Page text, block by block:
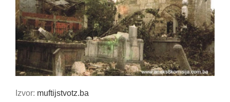
Izvor: muftijstvotz.ba